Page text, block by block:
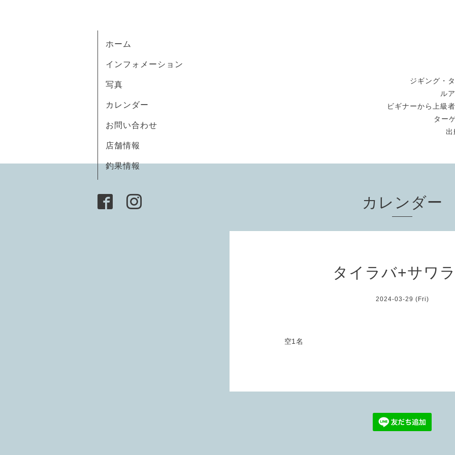
ジギング・
ル
ビギナーから上級
ター
ホーム
インフォメーション
写真
カレンダー
お問い合わせ
店舗情報
釣果情報
カレンダー
タイラバ+サワ
2024-03-29 (Fri)
空1名